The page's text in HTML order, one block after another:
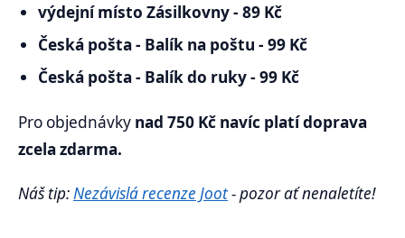
výdejní místo Zásilkovny - 89 Kč
Česká pošta - Balík na poštu - 99 Kč
Česká pošta - Balík do ruky - 99 Kč
Pro objednávky nad 750 Kč navíc platí doprava
zcela zdarma.
Náš tip:Nezávislá recenze Joot- pozor ať nenaletíte!